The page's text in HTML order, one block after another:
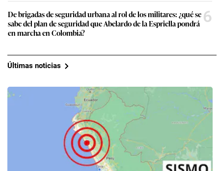
De brigadas de seguridad urbana al rol de los militares: ¿qué se
sabe del plan de seguridad que Abelardo de la Espriella pondrá
en marcha en Colombia?
6
Últimas noticias